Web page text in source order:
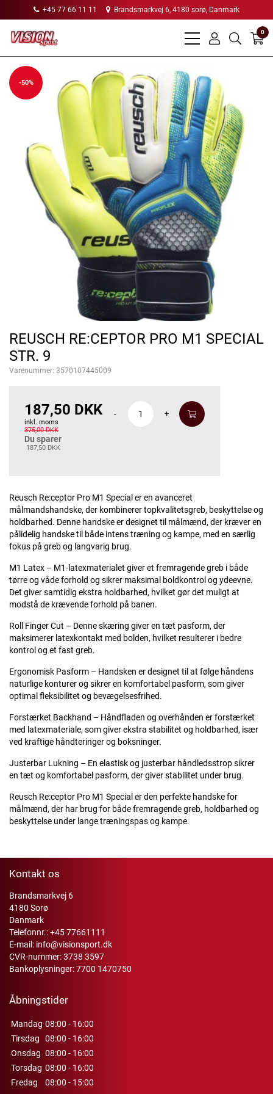
+45 77 66 11 11 Brandsmarkvej 6, 4180 sorø, Danmark
bars
user
search
0
-50%
REUSCH RE:CEPTOR PRO M1 SPECIAL
STR. 9
Varenummer: 3570107445009
187,50 DKK
inkl. moms
375,00 DKK
Du sparer
187,50 DKK
- +
Reusch Re:ceptor Pro M1 Special er en avanceret
målmandshandske, der kombinerer topkvalitetsgreb, beskyttelse og
holdbarhed. Denne handske er designet til målmænd, der kræver en
pålidelig handske til både intens træning og kampe, med en særlig
fokus på greb og langvarig brug.
M1 Latex – M1-latexmaterialet giver et fremragende greb i både
tørre og våde forhold og sikrer maksimal boldkontrol og ydeevne.
Det giver samtidig ekstra holdbarhed, hvilket gør det muligt at
modstå de krævende forhold på banen.
Roll Finger Cut – Denne skæring giver en tæt pasform, der
maksimerer latexkontakt med bolden, hvilket resulterer i bedre
kontrol og et fast greb.
Ergonomisk Pasform – Handsken er designet til at følge håndens
naturlige konturer og sikrer en komfortabel pasform, som giver
optimal fleksibilitet og bevægelsesfrihed.
Forstærket Backhand – Håndfladen og overhånden er forstærket
med latexmateriale, som giver ekstra stabilitet og holdbarhed, især
ved kraftige håndteringer og boksninger.
Justerbar Lukning – En elastisk og justerbar håndledsstrop sikrer
en tæt og komfortabel pasform, der giver stabilitet under brug.
Reusch Re:ceptor Pro M1 Special er den perfekte handske for
målmænd, der har brug for både fremragende greb, holdbarhed og
beskyttelse under lange træningspas og kampe.
Kontakt os
Brandsmarkvej 6
4180 Sorø
Danmark
Telefonnr.:+45 77661111
E-mail: info@visionsport.dk
CVR-nummer: 3738 3597
Bankoplysninger: 7700 1470750
Åbningstider
Mandag 08:00 - 16:00
Tirsdag
08:00 - 16:00
Onsdag 08:00 - 16:00
Torsdag 08:00 - 16:00
Fredag
08:00 - 15:00